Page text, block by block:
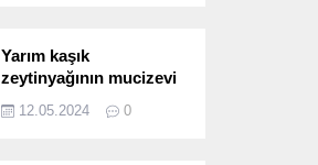
Yarım kaşık
zeytinyağının mucizevi
12.05.2024 0